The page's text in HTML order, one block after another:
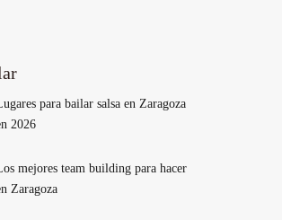
para bailar salsa en Zaragoza
2026
mejores team building para hacer
Zaragoza